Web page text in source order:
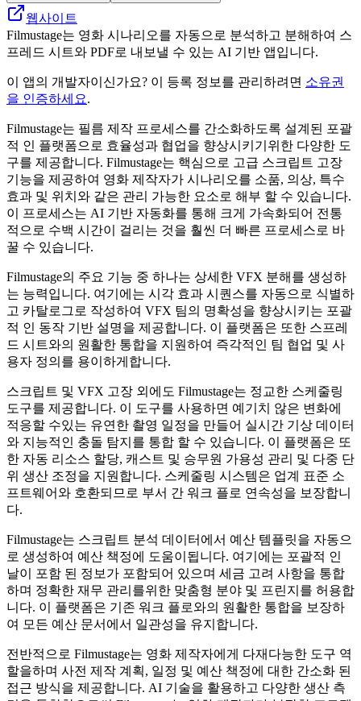
웹사이트
Filmustage는 영화 시나리오를 자동으로 분석하고 분해하여 스
프레드 시트와 PDF로 내보낼 수 있는 AI 기반 앱입니다.
이 앱의 개발자이신가요? 이 등록 정보를 관리하려면 소유권
을 인증하세요.
Filmustage는 필름 제작 프로세스를 간소화하도록 설계된 포괄
적 인 플랫폼으로 효율성과 협업을 향상시키기위한 다양한 도
구를 제공합니다. Filmustage는 핵심으로 고급 스크립트 고장
기능을 제공하여 영화 제작자가 시나리오를 소품, 의상, 특수
효과 및 위치와 같은 관리 가능한 요소로 해부 할 수 있습니다.
이 프로세스는 AI 기반 자동화를 통해 크게 가속화되어 전통
적으로 수백 시간이 걸리는 것을 훨씬 더 빠른 프로세스로 바
꿀 수 있습니다.
Filmustage의 주요 기능 중 하나는 상세한 VFX 분해를 생성하
는 능력입니다. 여기에는 시각 효과 시퀀스를 자동으로 식별하
고 카탈로그로 작성하여 VFX 팀의 명확성을 향상시키는 포괄
적 인 동작 기반 설명을 제공합니다. 이 플랫폼은 또한 스프레
드 시트와의 원활한 통합을 지원하여 즉각적인 팀 협업 및 사
용자 정의를 용이하게합니다.
스크립트 및 VFX 고장 외에도 Filmustage는 정교한 스케줄링
도구를 제공합니다. 이 도구를 사용하면 예기치 않은 변화에
적응할 수있는 유연한 촬영 일정을 만들어 실시간 기상 데이터
와 지능적인 충돌 탐지를 통합 할 수 있습니다. 이 플랫폼은 또
한 자동 리소스 할당, 캐스트 및 승무원 가용성 관리 및 다중 단
위 생산 조정을 지원합니다. 스케줄링 시스템은 업계 표준 소
프트웨어와 호환되므로 부서 간 워크 플로 연속성을 보장합니
다.
Filmustage는 스크립트 분석 데이터에서 예산 템플릿을 자동으
로 생성하여 예산 책정에 도움이됩니다. 여기에는 포괄적 인
날이 포함 된 정보가 포함되어 있으며 세금 고려 사항을 통합
하며 정확한 재무 관리를위한 맞춤형 분야 및 프린지를 허용합
니다. 이 플랫폼은 기존 워크 플로와의 원활한 통합을 보장하
여 모든 예산 문서에서 일관성을 유지합니다.
전반적으로 Filmustage는 영화 제작자에게 다재다능한 도구 역
할을하며 사전 제작 계획, 일정 및 예산 책정에 대한 간소화 된
접근 방식을 제공합니다. AI 기술을 활용하고 다양한 생산 측